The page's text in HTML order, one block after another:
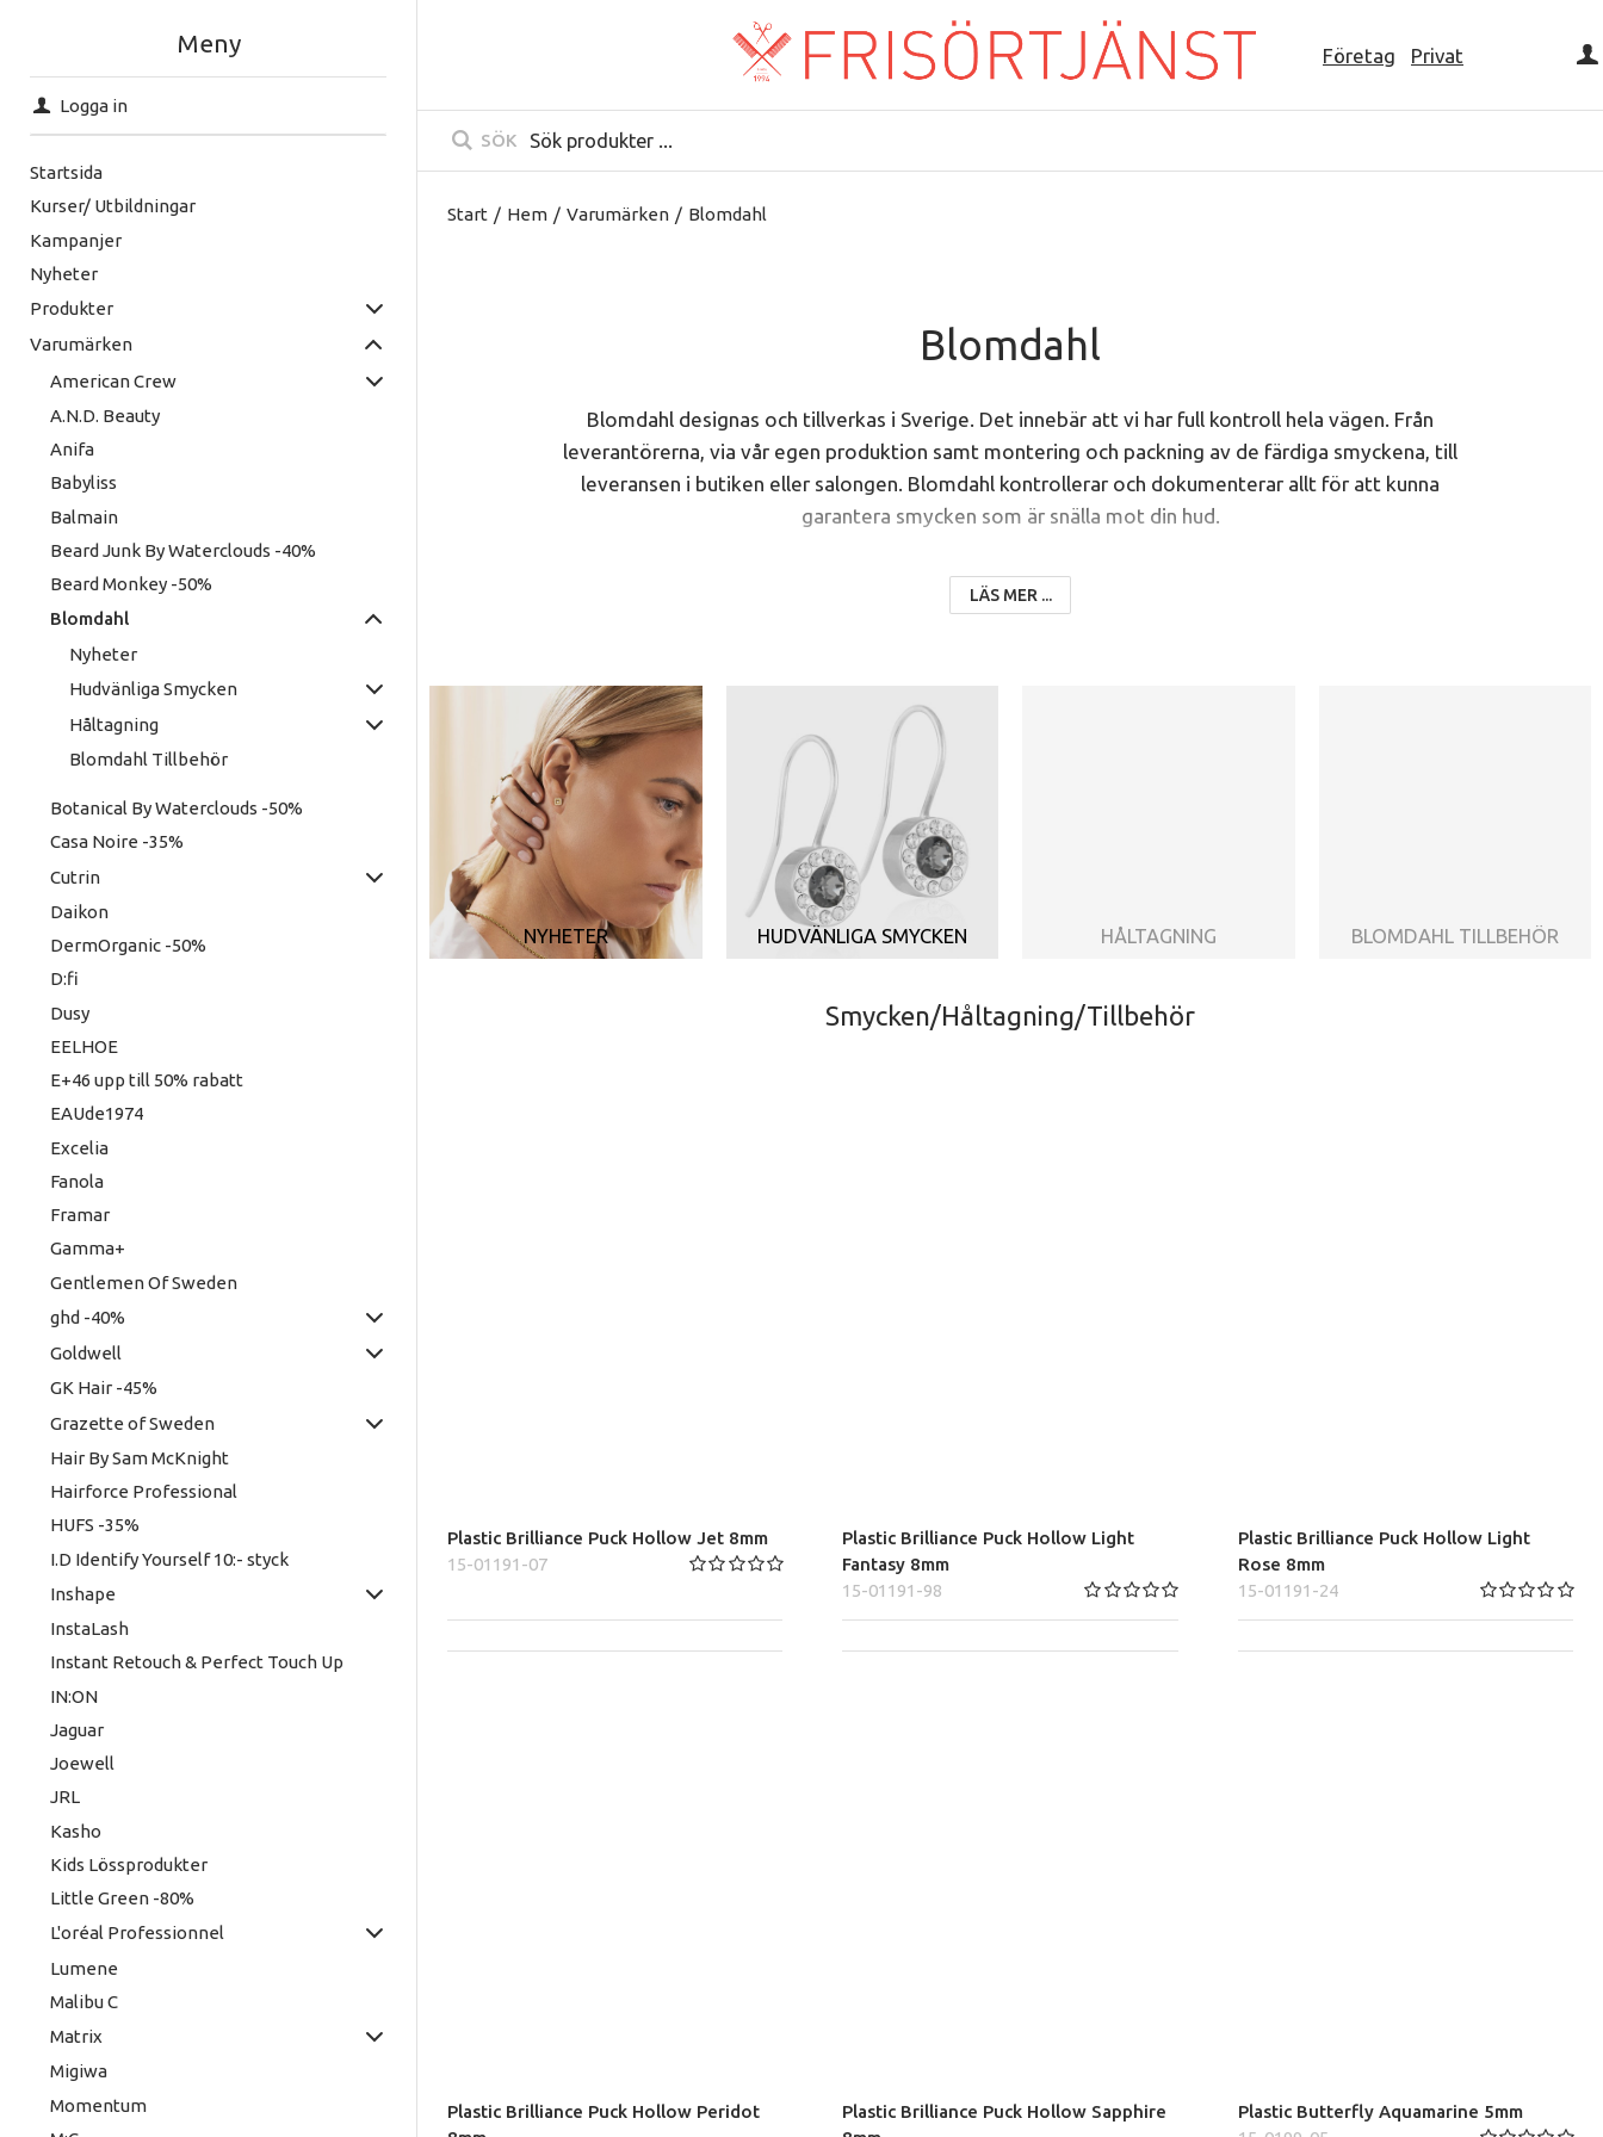
Meny
Logga in
Startsida
Kurser/ Utbildningar
Kampanjer
Nyheter
Produkter
Varumärken
American Crew
A.N.D. Beauty
Anifa
Babyliss
Balmain
Beard Junk By Waterclouds -40%
Beard Monkey -50%
Blomdahl
Nyheter
Hudvänliga Smycken
Håltagning
Blomdahl Tillbehör
Botanical By Waterclouds -50%
Casa Noire -35%
Cutrin
Daikon
DermOrganic -50%
D:fi
Dusy
EELHOE
E+46 upp till 50% rabatt
EAUde1974
Excelia
Fanola
Framar
Gamma+
Gentlemen Of Sweden
ghd -40%
Goldwell
GK Hair -45%
Grazette of Sweden
Hair By Sam McKnight
Hairforce Professional
HUFS -35%
I.D Identify Yourself 10:- styck
Inshape
InstaLash
Instant Retouch & Perfect Touch Up
IN:ON
Jaguar
Joewell
JRL
Kasho
Kids Lössprodukter
Little Green -80%
L'oréal Professionnel
Lumene
Malibu C
Matrix
Migiwa
Momentum
Företag Privat
SÖK
Start / Hem / Varumärken / Blomdahl
Blomdahl
Blomdahl designas och tillverkas i Sverige. Det innebär att vi har full kontroll hela vägen. Från
leverantörerna, via vår egen produktion samt montering och packning av de färdiga smyckena, till
leveransen i butiken eller salongen. Blomdahl kontrollerar och dokumenterar allt för att kunna
garantera smycken som är snälla mot din hud.
LÄS MER ...
NYHETER HUDVÄNLIGA SMYCKEN HÅLTAGNING BLOMDAHL TILLBEHÖR
Smycken/Håltagning/Tillbehör
Plastic Brilliance Puck Hollow Jet 8mm
15-01191-07
Plastic Brilliance Puck Hollow Light
Fantasy 8mm
15-01191-98
Plastic Brilliance Puck Hollow Light
Rose 8mm
15-01191-24
Plastic Brilliance Puck Hollow Peridot
Plastic Brilliance Puck Hollow Sapphire
Plastic Butterfly Aquamarine 5mm